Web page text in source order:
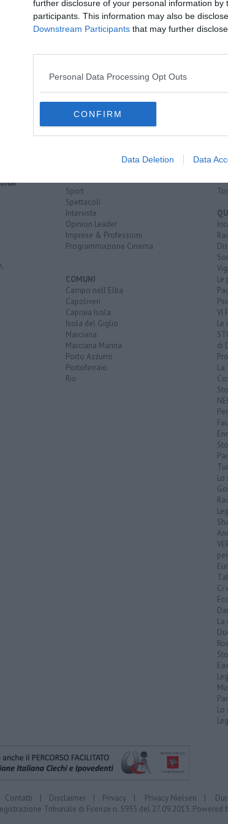
further disclosure of your personal information by
participants. This information may also be
Downstream Participants that may further
Personal Data Processing Opt Outs
CONFIRM
Data Deletion Data
anche:
isola d'elba cissé morale djibril cissé elba
CATEGORIE
Cronaca
Sport
Spettacoli
Interviste
Opinion Leader
Imprese & Professioni
Programmazione Cinema
COMUNI
Campo nell'Elba
Capoliveri
Capraia Isola
Isola del Giglio
Marciana
Marciana Marina
Porto Azzurro
Portoferraio
Rio
Le
Le
VI
Le
di
La
Lo
Ci
La
Lo
Contatti | Disclaimer | Privacy | Privacy Nielsen |
Tribunale di Firenze n. 5935 del 27.09.2013. Powered